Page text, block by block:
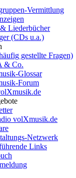
Vermittlung
Liederbücher
(CDs u.a.)
gestellte Fragen)
& Co.
Glossar
Forum
volXmusik.de
Netzwerk
Links